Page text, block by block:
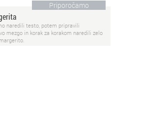
Priporočamo
naredili testo, potem pripravili
mezgo in korak za korakom naredili zelo